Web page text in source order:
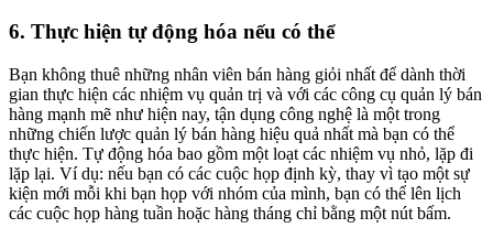
6. Thực hiện tự động hóa nếu có thể
Bạn không thuê những nhân viên bán hàng giỏi nhất để dành thời
gian thực hiện các nhiệm vụ quản trị và với các công cụ quản lý bán
hàng mạnh mẽ như hiện nay, tận dụng công nghệ là một trong
những chiến lược quản lý bán hàng hiệu quả nhất mà bạn có thể
thực hiện. Tự động hóa bao gồm một loạt các nhiệm vụ nhỏ, lặp đi
lặp lại. Ví dụ: nếu bạn có các cuộc họp định kỳ, thay vì tạo một sự
kiện mới mỗi khi bạn họp với nhóm của mình, bạn có thể lên lịch
các cuộc họp hàng tuần hoặc hàng tháng chỉ bằng một nút bấm.